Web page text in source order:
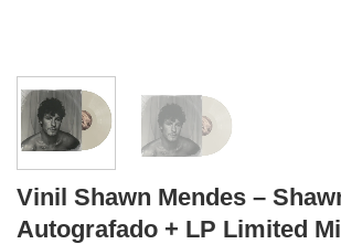
Vinil Shawn Mendes –
Autografado + LP Limited